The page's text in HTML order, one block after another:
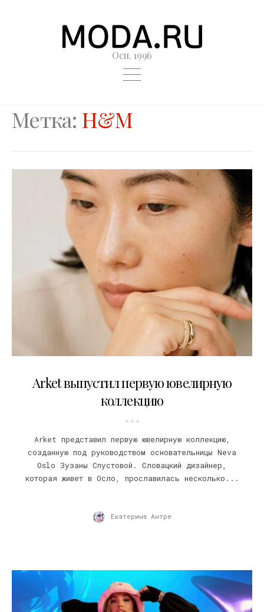
Осн. 1996
Метка: H&M
Arket выпустил первую ювелирную
коллекцию
Arket представил первую ювелирную коллекцию,
созданную под руководством основательницы Neva
Oslo Зузаны Спустовой. Словацкий дизайнер,
которая живет в Осло, прославилась несколько...
Екатерина Антре